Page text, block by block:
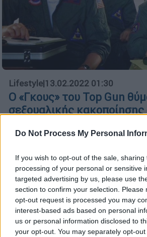
Do Not Process My Personal
If you wish to opt-out of the sale,
processing of your personal or sensitive
targeted advertising by us, please use
section to confirm your selection. Please
opt-out request is processed you may
interest-based ads based on personal
us or personal information disclosed to
your opt-out. You may separately opt-
Lifestyle|13.02.2022 01:30
Ο «Γκους» του Top Gun
σεξουαλικής
Σε συνέντευξή του στο
που σε λίγους μήνες γίνεται
και για τη συμμετοχή του στη
Netflix «Inventing Anna»